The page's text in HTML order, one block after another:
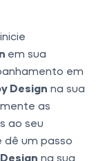
em sua
em
Design na sua
as
ao seu
dê um passo
na sua